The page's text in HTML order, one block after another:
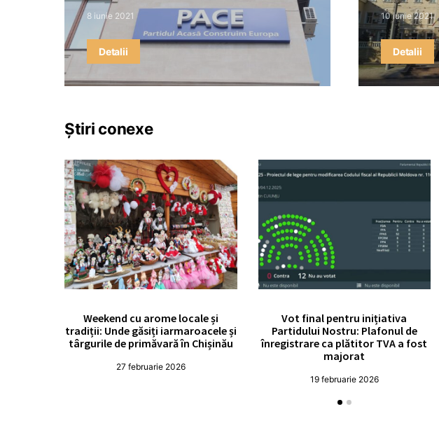
8 iunie 2021
Detalii
10 iunie 2021
Detalii
Știri conexe
Weekend cu arome locale și
tradiții: Unde găsiți iarmaroacele și
târgurile de primăvară în Chișinău
27 februarie 2026
Vot final pentru inițiativa
Partidului Nostru: Plafonul de
înregistrare ca plătitor TVA a fost
majorat
19 februarie 2026